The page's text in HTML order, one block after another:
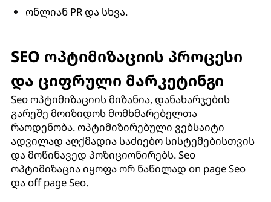
ონლიან PR და სხვა.
SEO ოპტიმიზაციის პროცესი
და ციფრული მარკეტინგი
Seo ოპტიმიზაციის მიზანია, დანახარჯების
გარეშე მოიზიდოს მომხმარებელთა
რაოდენობა. ოპტიმიზირებული ვებსაიტი
ადვილად აღქმადია საძიებო სისტემებისთვის
და მოწინავედ პოზიციონირებს. Seo
ოპტიმიზაცია იყოფა ორ ნაწილად on page Seo
და off page Seo.